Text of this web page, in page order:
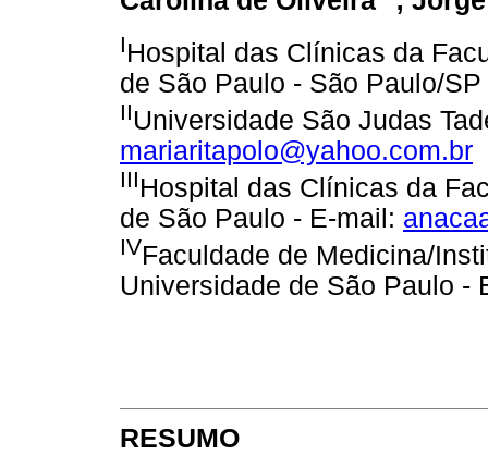
IHospital das Clínicas da
de São Paulo - São Paulo/
IIUniversidade São Judas
mariaritapolo@yahoo.com.br
IIIHospital das Clínicas da
de São Paulo - E-mail:
IVFaculdade de Medicina/
Universidade de São Paulo -
RESUMO